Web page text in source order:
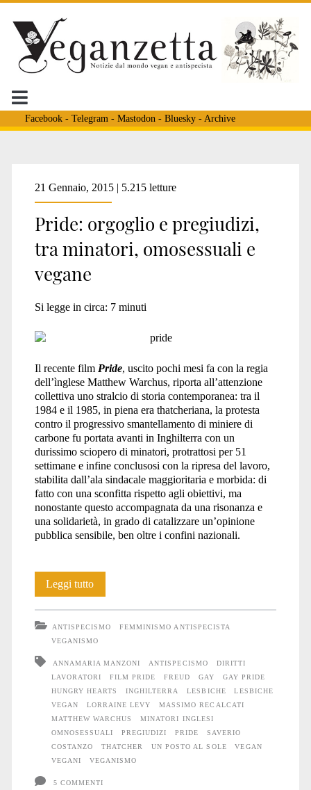
Facebook- Telegram - Mastodon - Bluesky- Archive
Tag:
<span>Un
posto
sole</span>
21 Gennaio, 2015 | 5.215 letture
Pride: orgoglio e pregiudizi,
tra minatori, omosessuali e
vegane
Si legge in circa: 7 minuti
Il recente film Pride, uscito pochi mesi fa con la regia
dell’ìnglese Matthew Warchus, riporta all’attenzione
collettiva uno stralcio di storia contemporanea: tra il
1984 e il 1985, in piena era thatcheriana, la protesta
contro il progressivo smantellamento di miniere di
carbone fu portata avanti in Inghilterra con un
durissimo sciopero di minatori, protrattosi per 51
settimane e infine conclusosi con la ripresa del lavoro,
stabilita dall’ala sindacale maggioritaria e morbida: di
fatto con una sconfitta rispetto agli obiettivi, ma
nonostante questo accompagnata da una risonanza e
una solidarietà, in grado di catalizzare un’opinione
pubblica sensibile, ben oltre i confini nazionali.
Leggi tuttoPride:
orgoglio
e
pregiudizi,
tra
minatori,
omosessuali
e
vegane
ANTISPECISMO
FEMMINISMO ANTISPECISTA
VEGANISMO
ANNAMARIA MANZONI ANTISPECISMO
DIRITTI
LAVORATORI
FILM PRIDE FREUD GAY
GAY PRIDE
HUNGRY HEARTS
INGHILTERRA LESBICHE
LESBICHE
VEGAN
LORRAINE LEVY
MASSIMO RECALCATI
MATTHEW WARCHUS
MINATORI INGLESI
OMNOSESSUALI
PREGIUDIZI PRIDE
SAVERIO
COSTANZO
THATCHER UN POSTO AL SOLE
VEGAN
VEGANI
VEGANISMO
5 COMMENTI